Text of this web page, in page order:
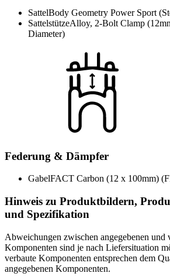
SattelBody Geometry Power Sport
SattelstützeAlloy, 2-Bolt Clamp
Diameter)
Federung & Dämpfer
GabelFACT Carbon (12 x 100mm)
Hinweis zu Produktbildern,
und Spezifikation
Abweichungen zwischen angegebenen und
Komponenten sind je nach Liefersituation
verbaute Komponenten entsprechen dem
angegebenen Komponenten.